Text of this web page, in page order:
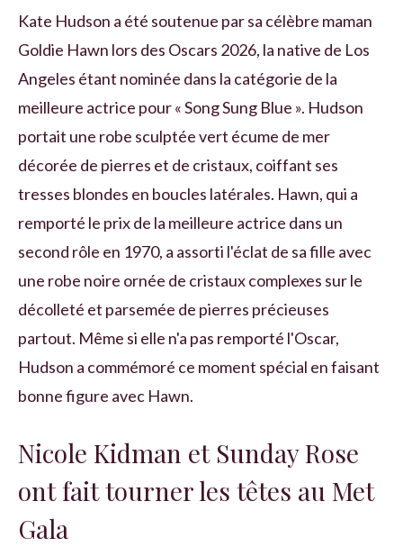
Kate Hudson a été soutenue par sa célèbre maman
Goldie Hawn lors des Oscars 2026, la native de Los
Angeles étant nominée dans la catégorie de la
meilleure actrice pour « Song Sung Blue ». Hudson
portait une robe sculptée vert écume de mer
décorée de pierres et de cristaux, coiffant ses
tresses blondes en boucles latérales. Hawn, qui a
remporté le prix de la meilleure actrice dans un
second rôle en 1970, a assorti l'éclat de sa fille avec
une robe noire ornée de cristaux complexes sur le
décolleté et parsemée de pierres précieuses
partout. Même si elle n'a pas remporté l'Oscar,
Hudson a commémoré ce moment spécial en faisant
bonne figure avec Hawn.
Nicole Kidman et Sunday Rose
ont fait tourner les têtes au Met
Gala